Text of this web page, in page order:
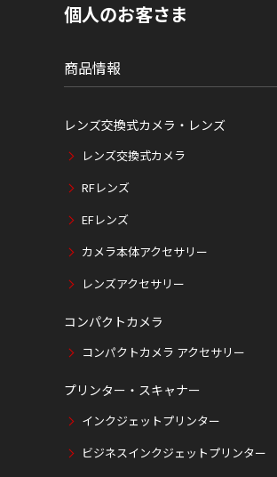
個人のお客さま
商品情報
レンズ交換式カメラ・レンズ
レンズ交換式カメラ
RFレンズ
EFレンズ
カメラ本体アクセサリー
レンズアクセサリー
コンパクトカメラ
コンパクトカメラ アクセサリー
プリンター・スキャナー
インクジェットプリンター
ビジネスインクジェットプリンター